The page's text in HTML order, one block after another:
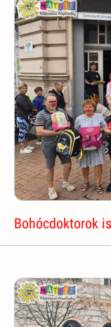
Bohócdoktorok